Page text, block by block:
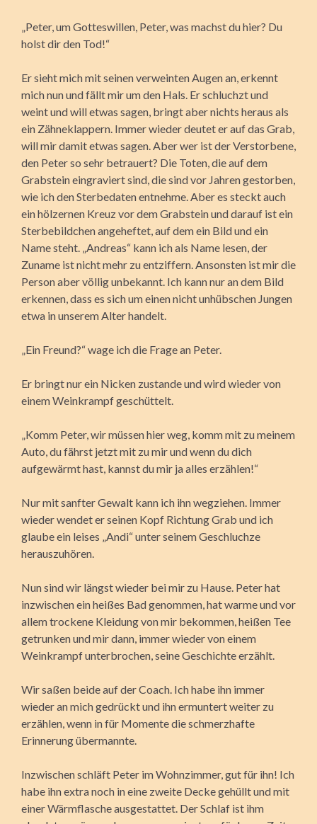
„Peter, um Gotteswillen, Peter, was machst du hier? Du
holst dir den Tod!“
Er sieht mich mit seinen verweinten Augen an, erkennt
mich nun und fällt mir um den Hals. Er schluchzt und
weint und will etwas sagen, bringt aber nichts heraus als
ein Zähneklappern. Immer wieder deutet er auf das Grab,
will mir damit etwas sagen. Aber wer ist der Verstorbene,
den Peter so sehr betrauert? Die Toten, die auf dem
Grabstein eingraviert sind, die sind vor Jahren gestorben,
wie ich den Sterbedaten entnehme. Aber es steckt auch
ein hölzernen Kreuz vor dem Grabstein und darauf ist ein
Sterbebildchen angeheftet, auf dem ein Bild und ein
Name steht. „Andreas“ kann ich als Name lesen, der
Zuname ist nicht mehr zu entziffern. Ansonsten ist mir die
Person aber völlig unbekannt. Ich kann nur an dem Bild
erkennen, dass es sich um einen nicht unhübschen Jungen
etwa in unserem Alter handelt.
„Ein Freund?“ wage ich die Frage an Peter.
Er bringt nur ein Nicken zustande und wird wieder von
einem Weinkrampf geschüttelt.
„Komm Peter, wir müssen hier weg, komm mit zu meinem
Auto, du fährst jetzt mit zu mir und wenn du dich
aufgewärmt hast, kannst du mir ja alles erzählen!“
Nur mit sanfter Gewalt kann ich ihn wegziehen. Immer
wieder wendet er seinen Kopf Richtung Grab und ich
glaube ein leises „Andi“ unter seinem Geschluchze
herauszuhören.
Nun sind wir längst wieder bei mir zu Hause. Peter hat
inzwischen ein heißes Bad genommen, hat warme und vor
allem trockene Kleidung von mir bekommen, heißen Tee
getrunken und mir dann, immer wieder von einem
Weinkrampf unterbrochen, seine Geschichte erzählt.
Wir saßen beide auf der Coach. Ich habe ihn immer
wieder an mich gedrückt und ihn ermuntert weiter zu
erzählen, wenn in für Momente die schmerzhafte
Erinnerung übermannte.
Inzwischen schläft Peter im Wohnzimmer, gut für ihn! Ich
habe ihn extra noch in eine zweite Decke gehüllt und mit
einer Wärmflasche ausgestattet. Der Schlaf ist ihm